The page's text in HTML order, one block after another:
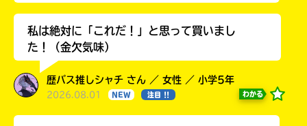
私は絶対に「これだ！」と思って買いまし
た！（金欠気味）
歴バス推しシャチ さん ／ 女性 ／ 小学5年
2026.08.01 NEW 注目 !! わかる